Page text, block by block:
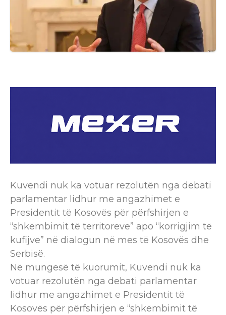
Kuvendi nuk ka votuar rezolutën nga debati
parlamentar lidhur me angazhimet e
Presidentit të Kosovës për përfshirjen e
“shkëmbimit të territoreve” apo “korrigjim të
kufijve” në dialogun në mes të Kosovës dhe
Serbisë.
Në mungesë të kuorumit, Kuvendi nuk ka
votuar rezolutën nga debati parlamentar
lidhur me angazhimet e Presidentit të
Kosovës për përfshirjen e “shkëmbimit të